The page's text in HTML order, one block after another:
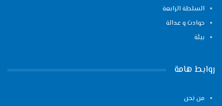
السلطة الرابعة
حوادث و عدالة
بيئة
روابط هامة
من نحن